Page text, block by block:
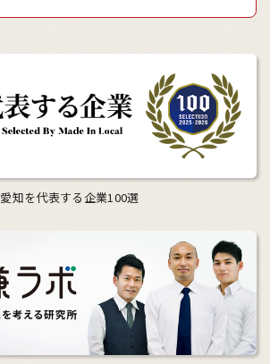
愛知を代表する企業100選